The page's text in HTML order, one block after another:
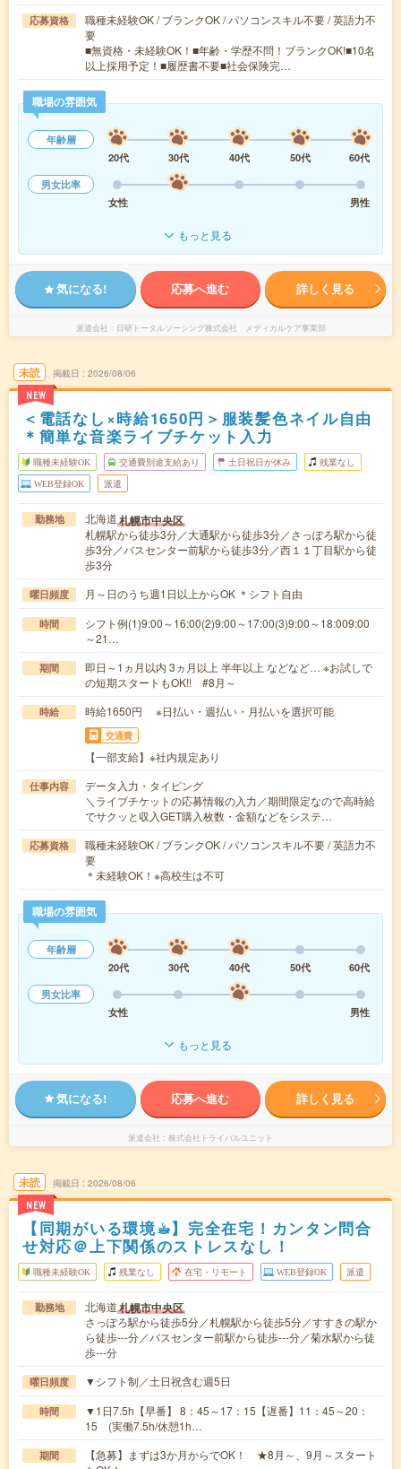
応募資格
職種未経験OK / ブランクOK / パソコンスキル不要 / 英語力不
要
■無資格・未経験OK！■年齢・学歴不問！ブランクOK!■10名
以上採用予定！■履歴書不要■社会保険完…
職場の雰囲気
年齢層
20代
30代 40代 50代
60代
男女比率
女性
男性
もっと見る
気になる! 応募へ進む 詳しく見る
派遣会社 日研トータルソーシング株式会社 メディカルケア事業部
未読
NEW
掲載日 2026/08/06
＜電話なし×時給1650円＞服装髪色ネイル自由
＊簡単な音楽ライブチケット入力
職種未経験OK 交通費別途支給あり 土日祝日が休み 残業なし
WEB登録OK 派遣
勤務地 北海道札幌市中央区
札幌駅から徒歩3分／大通駅から徒歩3分／さっぽろ駅から徒
歩3分／バスセンター前駅から徒歩3分／西１１丁目駅から徒
歩3分
曜日頻度 月～日のうち週1日以上からOK ＊シフト自由
時間
シフト例(1)9:00～16:00(2)9:00～17:00(3)9:00～18:009:00
～21…
期間
即日～1ヵ月以内 3ヵ月以上 半年以上 などなど… ※お試しで
の短期スタートもOK!! #8月～
時給 時給1650円 ※日払い・週払い・月払いを選択可能
交通費
【一部支給】※社内規定あり
仕事内容
データ入力・タイピング
＼ライブチケットの応募情報の入力／期間限定なので高時給
でサクッと収入GET購入枚数・金額などをシステ…
応募資格
職種未経験OK / ブランクOK / パソコンスキル不要 / 英語力不
要
＊未経験OK！※高校生は不可
職場の雰囲気
年齢層
20代
30代 40代 50代
60代
男女比率
女性
男性
もっと見る
気になる! 応募へ進む 詳しく見る
派遣会社 株式会社トライバルユニット
未読
NEW
掲載日 2026/08/06
【同期がいる環境☕︎】完全在宅！カンタン問合
せ対応＠上下関係のストレスなし！
職種未経験OK 残業なし 在宅・リモート WEB登録OK 派遣
勤務地 北海道札幌市中央区
さっぽろ駅から徒歩5分／札幌駅から徒歩5分／すすきの駅か
ら徒歩---分／バスセンター前駅から徒歩---分／菊水駅から徒
歩---分
曜日頻度 ▼シフト制／土日祝含む週5日
時間
▼1日7.5h【早番】 8：45～17：15【遅番】11：45～20：
15 (実働7.5h/休憩1h…
期間
【急募】まずは3か月からでOK！ ★8月～、9月～スタート